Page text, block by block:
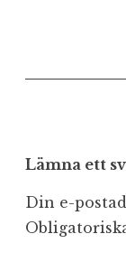
Lämna ett
Din e-